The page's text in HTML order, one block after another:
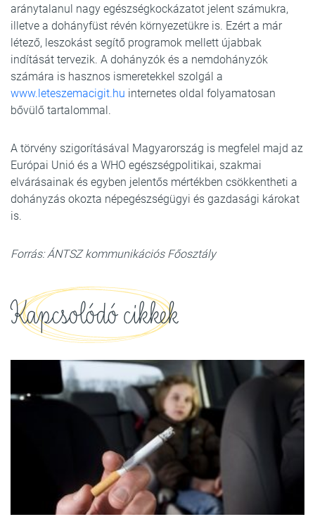
aránytalanul nagy egészségkockázatot jelent számukra,
illetve a dohányfüst révén környezetükre is. Ezért a már
létező, leszokást segítő programok mellett újabbak
indítását tervezik. A dohányzók és a nemdohányzók
számára is hasznos ismeretekkel szolgál a
www.leteszemacigit.hu internetes oldal folyamatosan
bővülő tartalommal.
A törvény szigorításával Magyarország is megfelel majd az
Európai Unió és a WHO egészségpolitikai, szakmai
elvárásainak és egyben jelentős mértékben csökkentheti a
dohányzás okozta népegészségügyi és gazdasági károkat
is.
Forrás: ÁNTSZ kommunikációs Főosztály
Kapcsolódó cikkek